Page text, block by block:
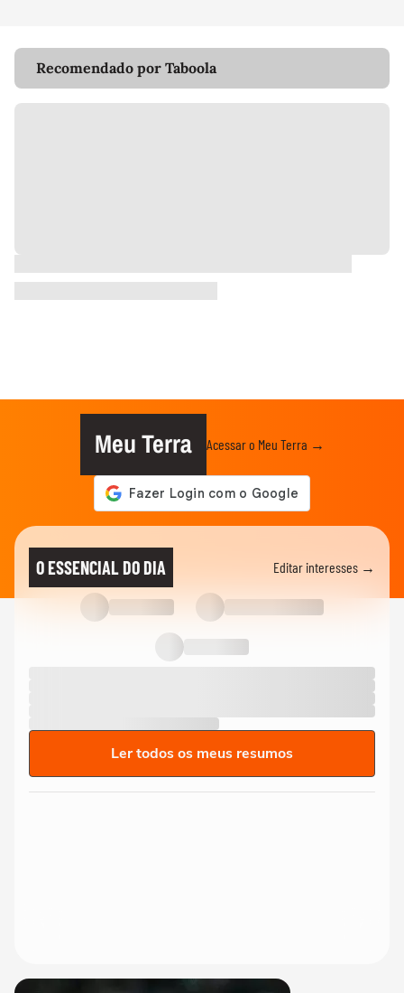
Recomendado por Taboola
Meu Terra Acessar o Meu Terra →
O ESSENCIAL DO DIA Editar interesses →
Ler todos os meus resumos